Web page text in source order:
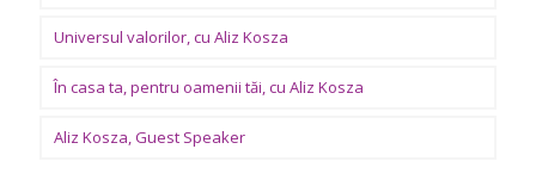
Universul valorilor, cu Aliz Kosza
În casa ta, pentru oamenii tăi, cu Aliz Kosza
Aliz Kosza, Guest Speaker